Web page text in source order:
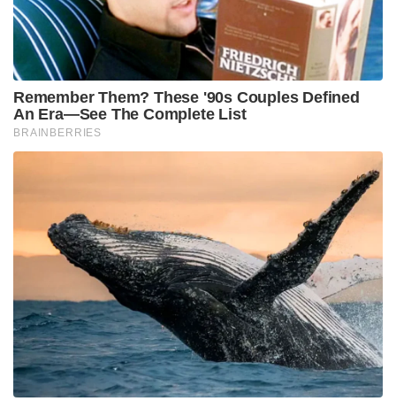
സെക്കൻറുകളിൽ അനുഭവപ്പെടുന്നതാണ് പ്രസവ
വേദന. എന്നാൽ നമ്മുടെയൊക്കെ മനസിൽ
ഡോക്ടർമാരും നഴ്‌സുമാരുടെയും
ബലപ്രയോഗങ്ങളുടെ വേദനയാണ്. പ്രസവ
വേദനയുടെ ഇടക്ക് അവരുടെ കൈ അകത്തിട്ട്
മാനസികമായും ശാരിരികമയും പീഡനമായി ഇത്
മാറുകയും ചെയ്യുന്നു. പ്രസവിക്കില്ല, പ്രസവിച്ചാൽ
എന്നുതന്നെ പറയുന്നു. ഇങ്ങനത്തെ അവസ്ഥയിലൂടെ
കടന്നുപോകുന്ന പെണ്ണുങ്ങൾക്ക് രണ്ടോ മൂന്നോ
അതിലധികം പ്രസവിക്കാൻ സാധിക്കില്ല.’
Tags: malappuram case Parappangadi